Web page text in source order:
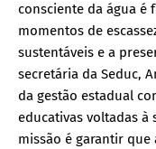
consciente da água é
momentos de
sustentáveis e a
secretária da Seduc,
da gestão estadual
educativas voltadas à
missão é garantir que